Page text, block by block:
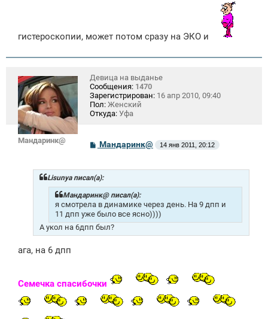
гистероскопии, может потом сразу на ЭКО и
Мандаринк@
Девица на выданье
Сообщения: 1470
Зарегистрирован: 16 апр 2010, 09:40
Пол: Женский
Откуда: Уфа
С
б
щ
е
н
и
е
Мандаринк@ 14 янв 2011, 20:12
Lisunya писал(а):
Мандаринк@ писал(а):
я смотрела в динамике через день. На 9 дпп и
11 дпп уже было все ясно))))
А укол на 6дпп был?
ага, на 6 дпп
Семечка спасибочки